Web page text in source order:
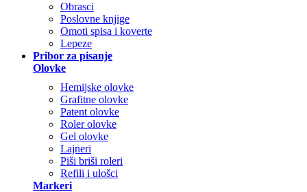
Obrasci
Poslovne knjige
Omoti spisa i koverte
Lepeze
Pribor za pisanje
Olovke
Hemijske olovke
Grafitne olovke
Patent olovke
Roler olovke
Gel olovke
Lajneri
Piši briši roleri
Refili i ulošci
Markeri